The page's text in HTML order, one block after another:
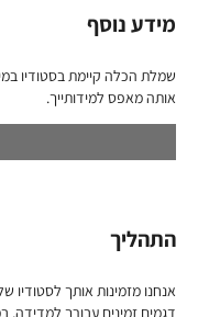
מידע נוסף
אותה מאפס למידותייך.
התהליך
דגמים זמינים עבורך למדידה,